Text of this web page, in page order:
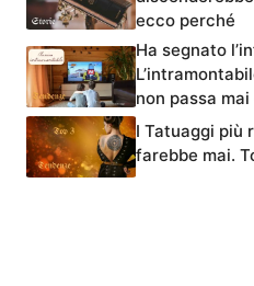
ecco perché
Ha segnato
non passa mai
I Tatuaggi più
farebbe mai.